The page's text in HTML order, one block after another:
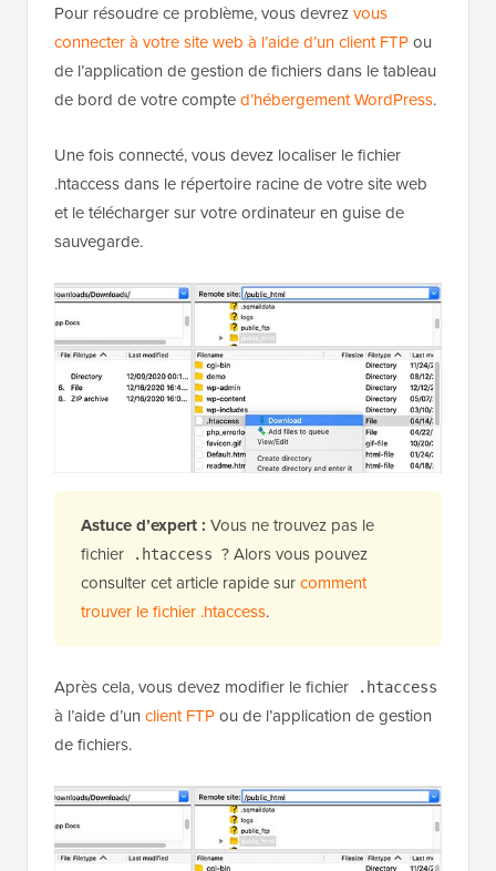
Pour résoudre ce problème, vous devrezvous
connecter à votre site web à l’aide d’un client FTPou
de l’application de gestion de fichiers dans le tableau
de bord de votre compted’hébergement WordPress.
Une fois connecté, vous devez localiser le fichier
.htaccess dans le répertoire racine de votre site web
et le télécharger sur votre ordinateur en guise de
sauvegarde.
Astuce d’expert : Vous ne trouvez pas le
fichier
.htaccess ? Alors vous pouvez
consulter cet article rapide surcomment
trouver le fichier .htaccess.
Après cela, vous devez modifier le fichier .htaccess
à l’aide d’un client FTPou de l’application de gestion
de fichiers.